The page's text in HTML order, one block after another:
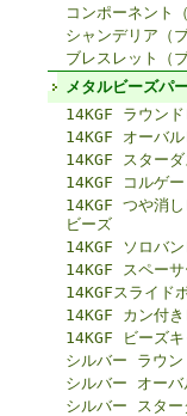
コンポーネント
シャンデリア（
ブレスレット（
メタルビーズパ
14KGF ラウン
14KGF オーバ
14KGF スター
14KGF コルゲ
14KGF つや消し
ビーズ
14KGF ソロバ
14KGF スペー
14KGFスライド
14KGF カン付
14KGF ビーズ
シルバー ラウン
シルバー オーバ
シルバー スター